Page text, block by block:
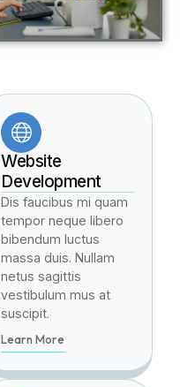
Website
Development
Dis faucibus mi quam
tempor neque libero
bibendum luctus
massa duis. Nullam
netus sagittis
vestibulum mus at
suscipit.
Learn More